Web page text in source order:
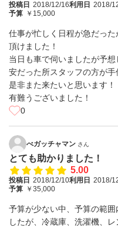
投稿日 2018/12/16利用日 2018/
予算 ￥15,000
仕事が忙しく日程が急だっ
頂けました！
当日も車で伺いましたが予
安だった所スタッフの方が手
是非また来たいと思います！
有難うございました！
0
べガッチャマン さん
とても助かりました！
5.00
投稿日 2018/12/10利用日 2018/
予算 ￥35,000
予算が少ない中、予算の範
したが、冷蔵庫、洗濯機、